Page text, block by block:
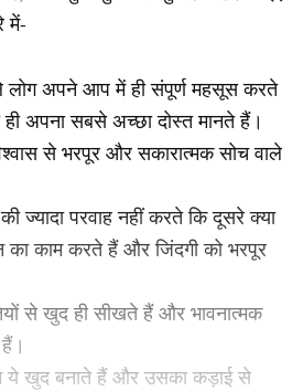
में-
अपने आप में ही संपूर्ण महसूस करते
अपना सबसे अच्छा दोस्त मानते हैं।
से भरपूर और सकारात्मक सोच वाले
ज्यादा परवाह नहीं करते कि दूसरे क्या
काम करते हैं और जिंदगी को भरपूर
से खुद ही सीखते हैं और भावनात्‍मक
ये खुद बनाते हैं और उसका कड़ाई से